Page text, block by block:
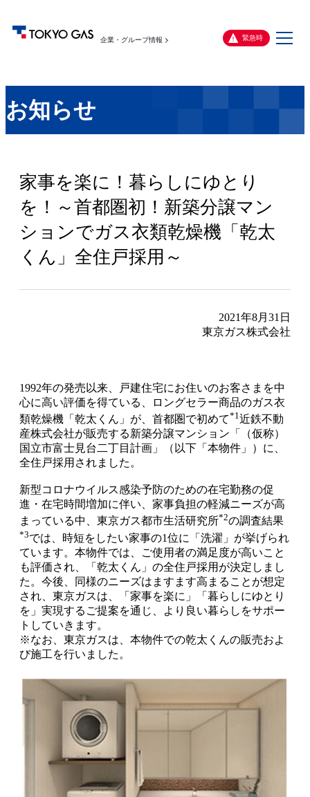
企業・グループ情報 緊急時
メ
お知らせ
家事を楽に！暮らしにゆとり
を！～首都圏初！新築分譲マン
ションでガス衣類乾燥機「乾太
くん」全住戸採用～
2021年8月31日
東京ガス株式会社
1992年の発売以来、戸建住宅にお住いのお客さまを中
心に高い評価を得ている、ロングセラー商品のガス衣
類乾燥機「乾太くん」が、首都圏で初めて*1 近鉄不動
産株式会社が販売する新築分譲マンション「（仮称）
国立市富士見台二丁目計画」（以下「本物件」）に、
全住戸採用されました。
新型コロナウイルス感染予防のための在宅勤務の促
進・在宅時間増加に伴い、家事負担の軽減ニーズが高
まっている中、東京ガス都市生活研究所*2の調査結果
*3では、時短をしたい家事の1位に「洗濯」が挙げられ
ています。本物件では、ご使用者の満足度が高いこと
も評価され、「乾太くん」の全住戸採用が決定しまし
た。今後、同様のニーズはますます高まることが想定
され、東京ガスは、「家事を楽に」「暮らしにゆとり
を」実現するご提案を通じ、より良い暮らしをサポー
トしていきます。
※なお、東京ガスは、本物件での乾太くんの販売およ
び施工を行いました。